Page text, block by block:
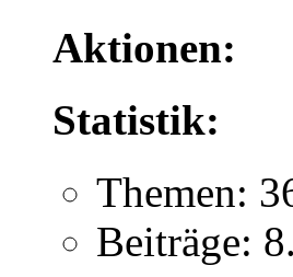
Aktionen:
Statistik:
Themen:
Beiträge: